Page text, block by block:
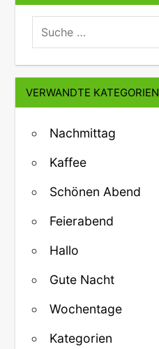
suche:
VERWANDTE KATEGORIEN
Nachmittag
Kaffee
Schönen Abend
Feierabend
Hallo
Gute Nacht
Wochentage
Kategorien